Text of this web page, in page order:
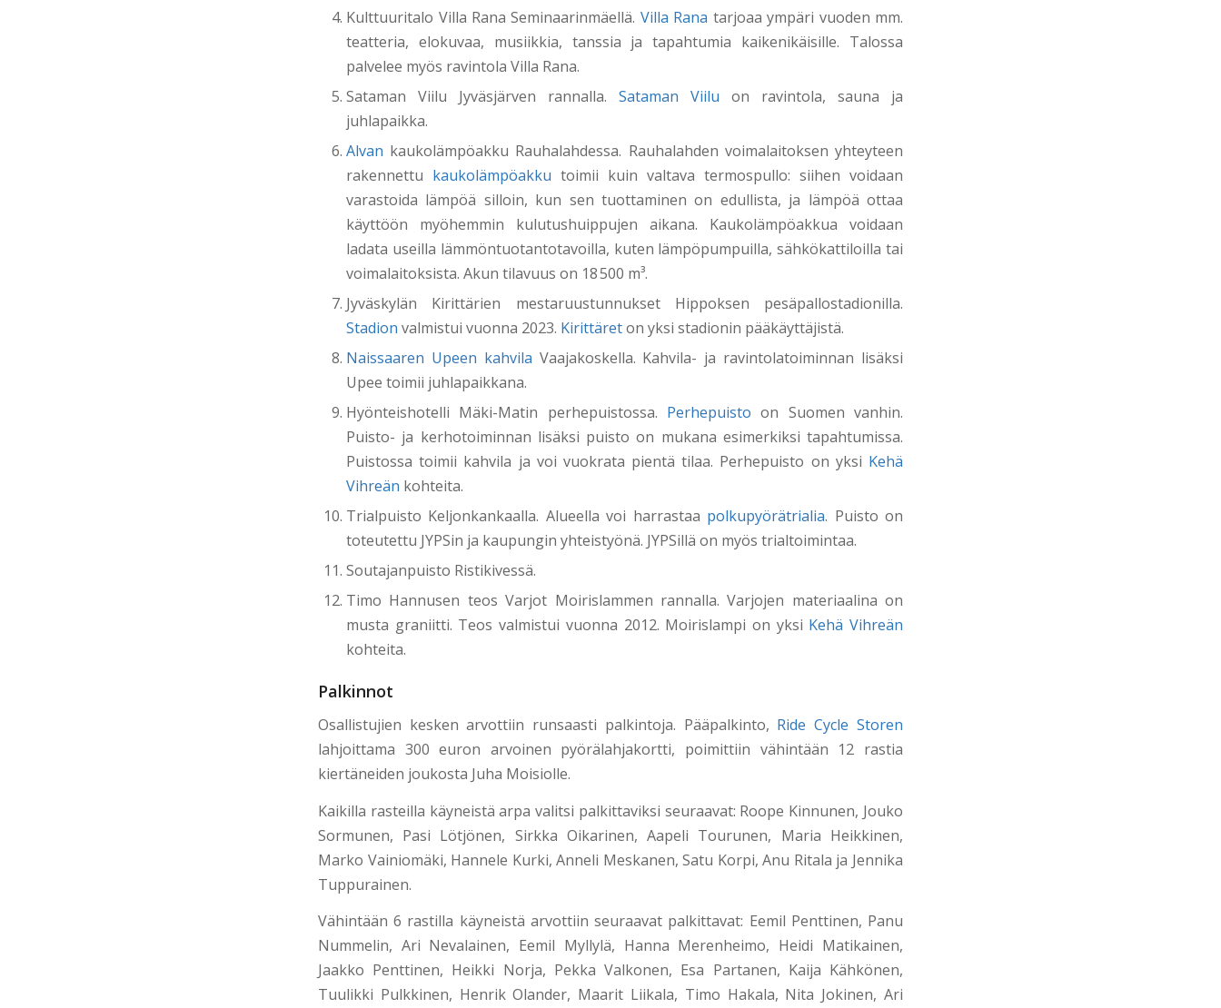
Kulttuuritalo Villa Rana Seminaarinmäellä. Villa Rana tarjoaa ympäri vuoden mm.
teatteria, elokuvaa, musiikkia, tanssia ja tapahtumia kaikenikäisille. Talossa
palvelee myös ravintola Villa Rana.
Sataman Viilu Jyväsjärven rannalla.Sataman Viilu on ravintola, sauna ja
juhlapaikka.
Alvan kaukolämpöakku Rauhalahdessa. Rauhalahden voimalaitoksen yhteyteen
rakennettu kaukolämpöakku toimii kuin valtava termospullo: siihen voidaan
varastoida lämpöä silloin, kun sen tuottaminen on edullista, ja lämpöä ottaa
käyttöön myöhemmin kulutushuippujen aikana. Kaukolämpöakkua voidaan
ladata useilla lämmöntuotantotavoilla, kuten lämpöpumpuilla, sähkökattiloilla tai
voimalaitoksista. Akun tilavuus on 18 500 m³.
Jyväskylän Kirittärien mestaruustunnukset Hippoksen pesäpallostadionilla.
Stadion valmistui vuonna 2023. Kirittäreton yksi stadionin pääkäyttäjistä.
Naissaaren Upeen kahvila Vaajakoskella. Kahvila- ja ravintolatoiminnan lisäksi
Upee toimii juhlapaikkana.
Hyönteishotelli Mäki-Matin perhepuistossa. Perhepuisto on Suomen vanhin.
Puisto- ja kerhotoiminnan lisäksi puisto on mukana esimerkiksi tapahtumissa.
Puistossa toimii kahvila ja voi vuokrata pientä tilaa. Perhepuisto on yksi Kehä
Vihreän kohteita.
Trialpuisto Keljonkankaalla. Alueella voi harrastaa polkupyörätrialia. Puisto on
toteutettu JYPSin ja kaupungin yhteistyönä. JYPSillä on myös trialtoimintaa.
Soutajanpuisto Ristikivessä.
Timo Hannusen teos Varjot Moirislammen rannalla. Varjojen materiaalina on
musta graniitti. Teos valmistui vuonna 2012. Moirislampi on yksi Kehä Vihreän
kohteita.
Palkinnot
Osallistujien kesken arvottiin runsaasti palkintoja. Pääpalkinto, Ride Cycle Storen
lahjoittama 300 euron arvoinen pyörälahjakortti, poimittiin vähintään 12 rastia
kiertäneiden joukosta Juha Moisiolle.
Kaikilla rasteilla käyneistä arpa valitsi palkittaviksi seuraavat: Roope Kinnunen, Jouko
Sormunen, Pasi Lötjönen, Sirkka Oikarinen, Aapeli Tourunen, Maria Heikkinen,
Marko Vainiomäki, Hannele Kurki, Anneli Meskanen, Satu Korpi, Anu Ritala ja Jennika
Tuppurainen.
Vähintään 6 rastilla käyneistä arvottiin seuraavat palkittavat: Eemil Penttinen, Panu
Nummelin, Ari Nevalainen, Eemil Myllylä, Hanna Merenheimo, Heidi Matikainen,
Jaakko Penttinen, Heikki Norja, Pekka Valkonen, Esa Partanen, Kaija Kähkönen,
Tuulikki Pulkkinen, Henrik Olander, Maarit Liikala, Timo Hakala, Nita Jokinen, Ari